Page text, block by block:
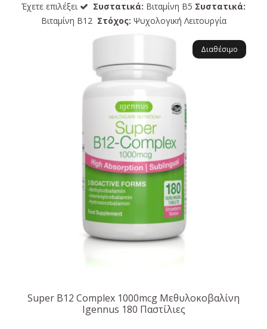
Έχετε επιλέξει Συστατικά: Βιταμίνη B5 Συστατικά:
Βιταμίνη B12 Στόχος: Ψυχολογική Λειτουργία
Διαθέσιμο
Super B12 Complex 1000mcg Μεθυλοκοβαλίνη
Igennus 180 Παστίλιες